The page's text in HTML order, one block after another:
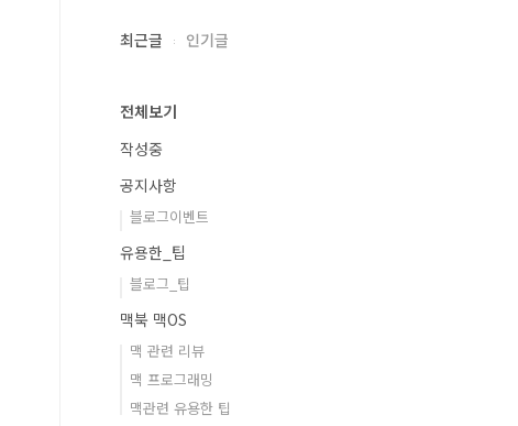
최근글 인기글
전체보기
작성중
공지사항
블로그이벤트
유용한_팁
블로그_팁
맥북 맥OS
맥 관련 리뷰
맥 프로그래밍
맥관련 유용한 팁